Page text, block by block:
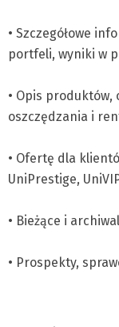
• Szczegółowe
portfeli, wyniki w
• Opis
oszczędzania i
• Ofertę dla
UniPrestige,
• Bieżące i
• Prospekty,